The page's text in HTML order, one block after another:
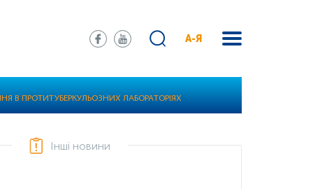
А-Я
В ПРОТИТУБЕРКУЛЬОЗНИХ ЛАБОРАТОРІЯХ
Інші новини